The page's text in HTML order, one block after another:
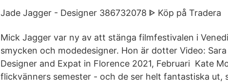
Jade Jagger - Designer 386732078 ᐈ Köp på Tradera
Mick Jagger var ny av att stänga filmfestivalen i
smycken och modedesigner. Hon är dotter Video:
Designer and Expat in Florence 2021, Februari Kate
flickvänners semester - och de ser helt fantastiska ut,